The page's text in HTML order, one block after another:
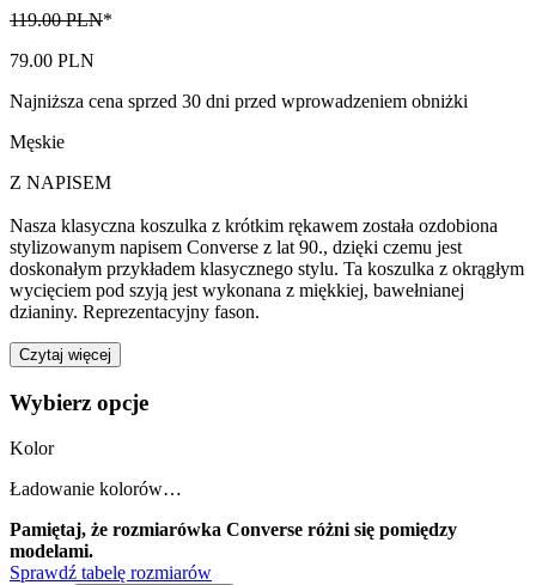
119.00 PLN*
79.00 PLN
Najniższa cena sprzed 30 dni przed wprowadzeniem obniżki
Męskie
Z NAPISEM
Nasza klasyczna koszulka z krótkim rękawem została ozdobiona
stylizowanym napisem Converse z lat 90., dzięki czemu jest
doskonałym przykładem klasycznego stylu. Ta koszulka z okrągłym
wycięciem pod szyją jest wykonana z miękkiej, bawełnianej
dzianiny. Reprezentacyjny fason.
Czytaj więcej
Wybierz opcje
Kolor
Ładowanie kolorów…
Pamiętaj, że rozmiarówka Converse różni się pomiędzy
modelami.
Sprawdź tabelę rozmiarów